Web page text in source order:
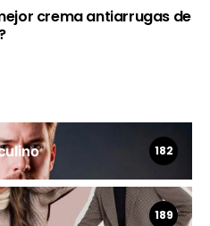
crema antiarrugas de
182
189